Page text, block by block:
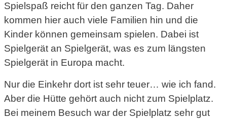
Spielspaß reicht für den ganzen Tag. Daher
kommen hier auch viele Familien hin und die
Kinder können gemeinsam spielen. Dabei ist
Spielgerät an Spielgerät, was es zum längsten
Spielgerät in Europa macht.
Nur die Einkehr dort ist sehr teuer… wie ich fand.
Aber die Hütte gehört auch nicht zum Spielplatz.
Bei meinem Besuch war der Spielplatz sehr gut